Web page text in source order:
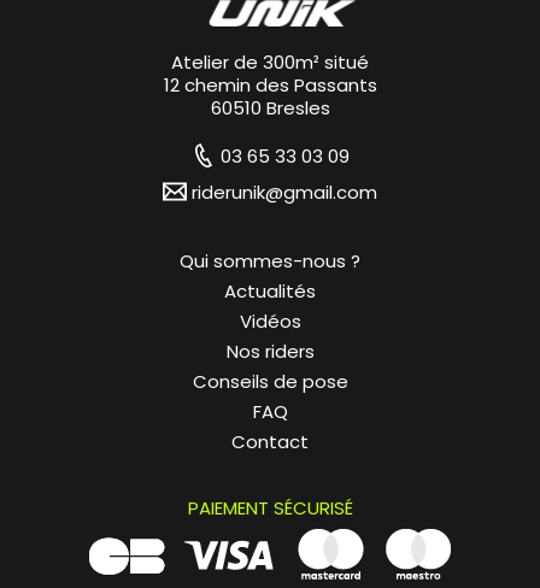
Atelier de 300m² situé
12 chemin des Passants
60510 Bresles
03 65 33 03 09
riderunik@gmail.com
Qui sommes-nous ?
Actualités
Vidéos
Nos riders
Conseils de pose
FAQ
Contact
PAIEMENT SÉCURISÉ